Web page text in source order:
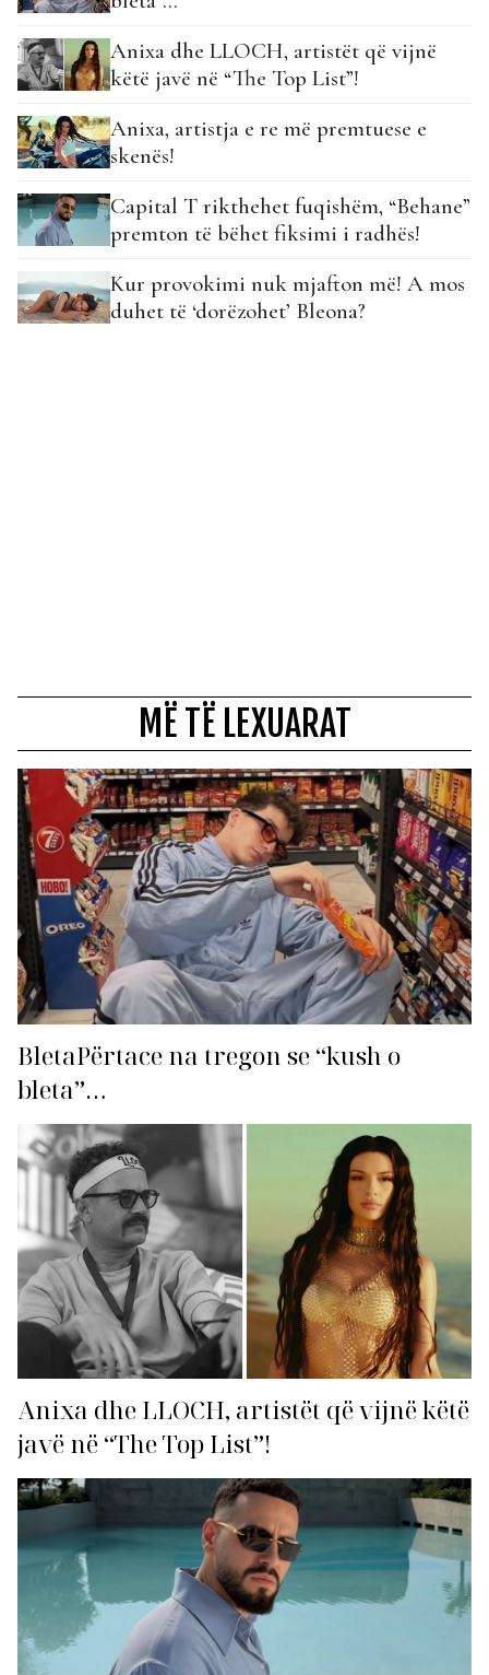
Anixa dhe LLOCH, artistët që vijnë
këtë javë në “The Top List”!
Anixa, artistja e re më premtuese e
skenës!
Capital T rikthehet fuqishëm, “Behane”
premton të bëhet fiksimi i radhës!
Kur provokimi nuk mjafton më! A mos
duhet të ‘dorëzohet’ Bleona?
MË TË LEXUARAT
BletaPërtace na tregon se “kush o
bleta”…
Anixa dhe LLOCH, artistët që vijnë këtë
javë në “The Top List”!